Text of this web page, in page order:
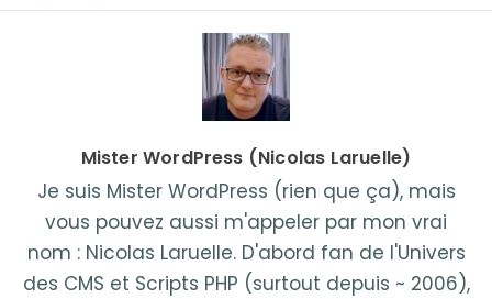
Mister WordPress (Nicolas Laruelle)
Je suis Mister WordPress (rien que ça), mais
vous pouvez aussi m'appeler par mon vrai
nom : Nicolas Laruelle. D'abord fan de l'Univers
des CMS et Scripts PHP (surtout depuis ~ 2006),